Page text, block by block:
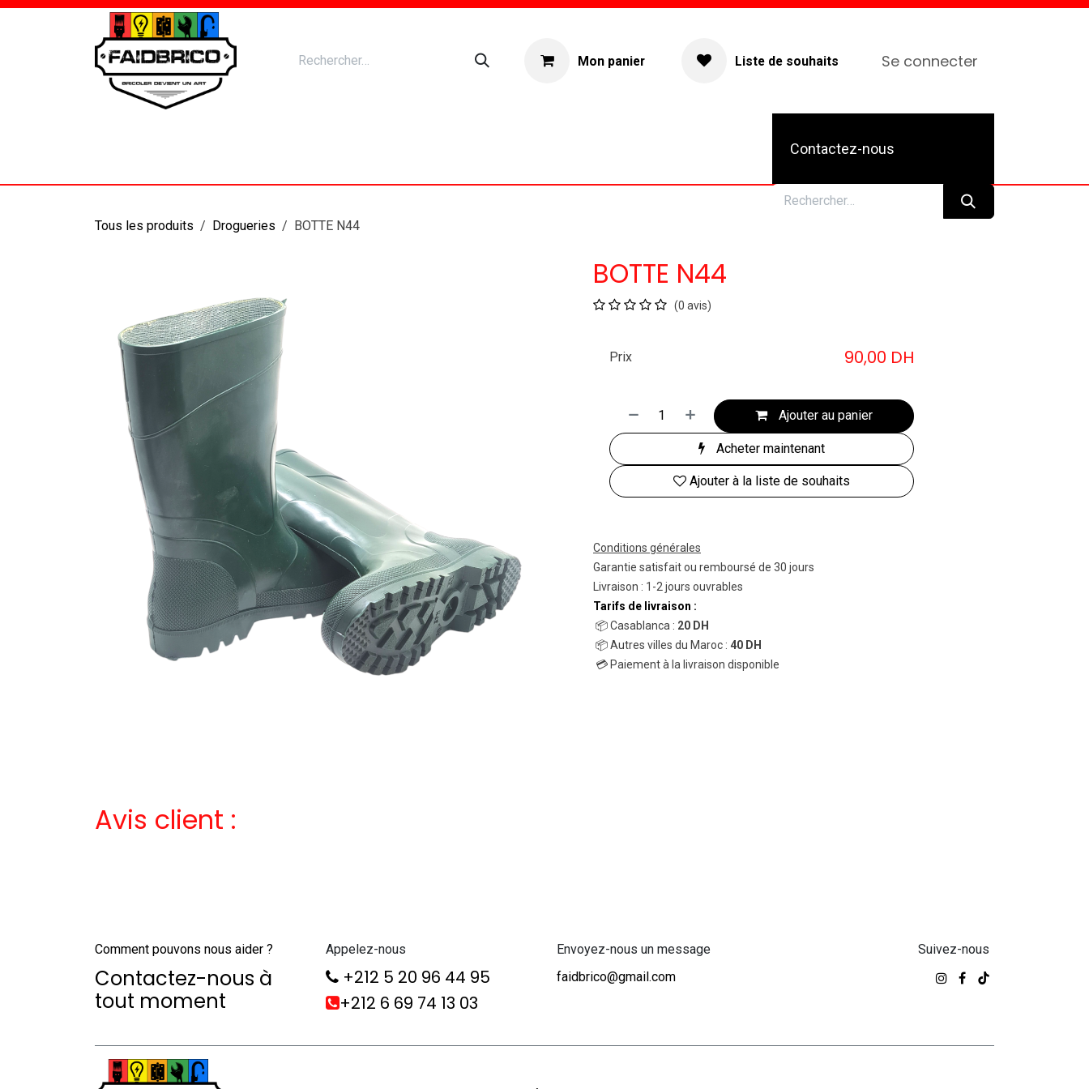
Se rendre au contenu
Mon panier Liste de souhaits Se connecter
Contactez-nous
Tous les produits Drogueries BOTTE N44
BOTTE N44
(0 avis)
Ajouter au panier
Acheter maintenant
Ajouter à la liste de souhaits
Prix 90,00 DH
Conditions générales
Garantie satisfait ou remboursé de 30 jours
Livraison : 1-2 jours ouvrables
Tarifs de livraison :
📦 Casablanca : 20 DH
📦 Autres villes du Maroc : 40 DH
💳 Paiement à la livraison disponible
Avis client :
Comment pouvons nous aider ?
Contactez-nous à
tout moment
Appelez-nous
+212 5 20 96 44 95
+212 6 69 74 13 03
Envoyez-nous un message
faidbrico@gmail.com
Suivez-nous